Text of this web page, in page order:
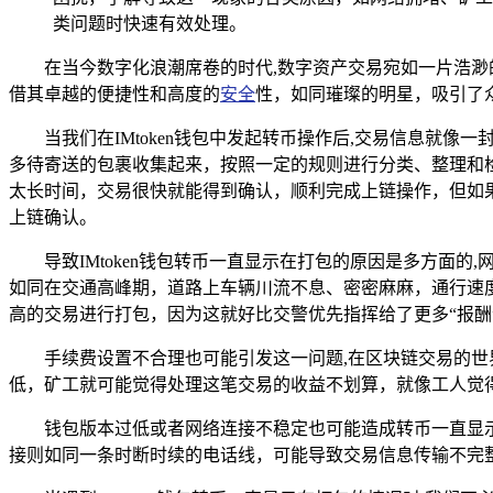
类问题时快速有效处理。
在当今数字化浪潮席卷的时代,数字资产交易宛如一片浩
借其卓越的便捷性和高度的安全性，如同璀璨的明星，吸引了
当我们在IMtoken钱包中发起转币操作后,交易信息就像
多待寄送的包裹收集起来，按照一定的规则进行分类、整理
太长时间，交易很快就能得到确认，顺利完成上链操作，但
上链确认。
导致IMtoken钱包转币一直显示在打包的原因是多方面的
如同在交通高峰期，道路上车辆川流不息、密密麻麻，通行
高的交易进行打包，因为这就好比交警优先指挥给了更多“报
手续费设置不合理也可能引发这一问题,在区块链交易的
低，矿工就可能觉得处理这笔交易的收益不划算，就像工人
钱包版本过低或者网络连接不稳定也可能造成转币一直
接则如同一条时断时续的电话线，可能导致交易信息传输不